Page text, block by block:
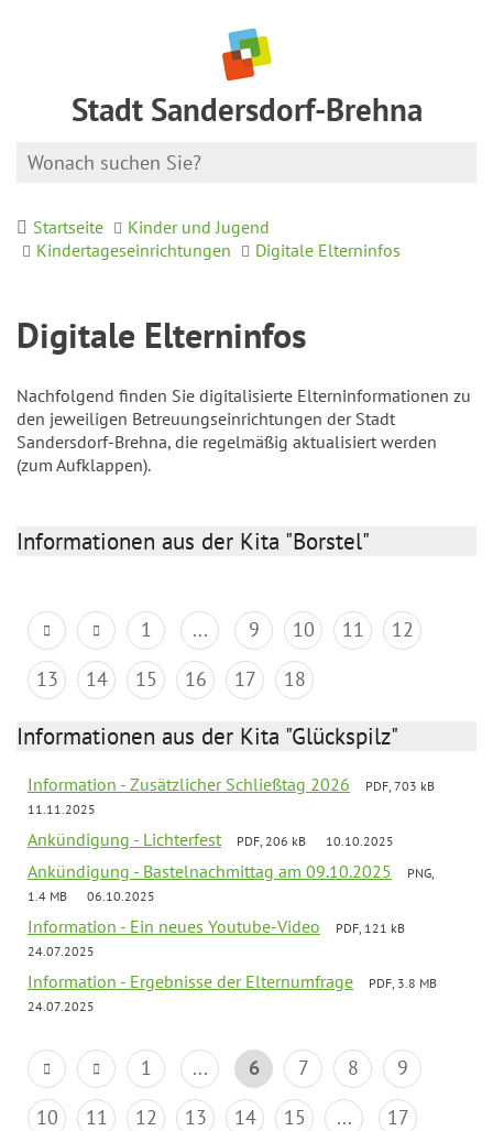
Stadt Sandersdorf-Brehna
Startseite
Kinder und Jugend
Kindertageseinrichtungen
Digitale Elterninfos
Digitale Elterninfos
Nachfolgend finden Sie digitalisierte Elterninformationen zu
den jeweiligen Betreuungseinrichtungen der Stadt
Sandersdorf-Brehna, die regelmäßig aktualisiert werden
(zum Aufklappen).
Informationen aus der Kita "Borstel"
1 ... 9 10 11
12
13
14 15 16 17 18
Informationen aus der Kita "Glückspilz"
Information - Zusätzlicher Schließtag 2026
PDF, 703 kB
11.11.2025
Ankündigung - Lichterfest PDF, 206 kB 10.10.2025
Ankündigung - Bastelnachmittag am 09.10.2025
PNG,
1.4 MB
06.10.2025
Information - Ein neues Youtube-Video
PDF, 121 kB
24.07.2025
Information - Ergebnisse der Elternumfrage
PDF, 3.8 MB
24.07.2025
1 ... 6 7 8
9
10
11 12 13 14 15 ... 17